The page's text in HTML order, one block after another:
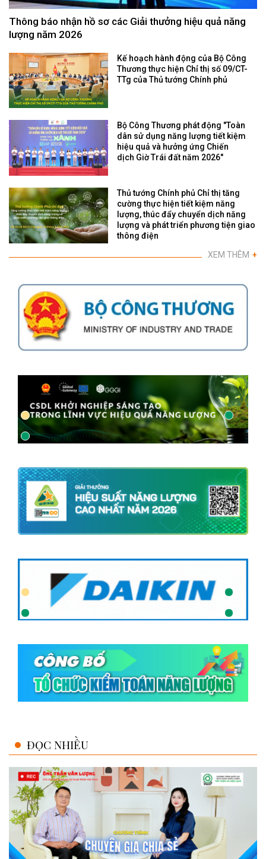
Thông báo nhận hồ sơ các Giải thưởng hiệu quả năng
lượng năm 2026
Kế hoạch hành động của Bộ Công
Thương thực hiện Chỉ thị số 09/CT-
TTg của Thủ tướng Chính phủ
Bộ Công Thương phát động "Toàn
dân sử dụng năng lượng tiết kiệm
hiệu quả và hưởng ứng Chiến
dịch Giờ Trái đất năm 2026"
Thủ tướng Chính phủ Chỉ thị tăng
cường thực hiện tiết kiệm năng
lượng, thúc đẩy chuyển dịch năng
lượng và phát triển phương tiện giao
thông điện
XEM THÊM +
ĐỌC NHIỀU